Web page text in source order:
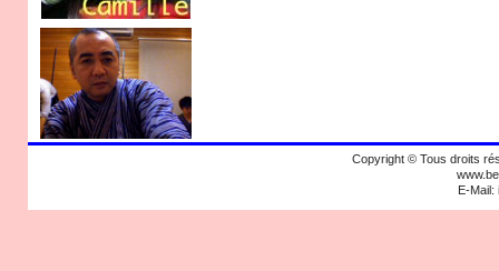
Copyright © Tous droits
E-Mail: